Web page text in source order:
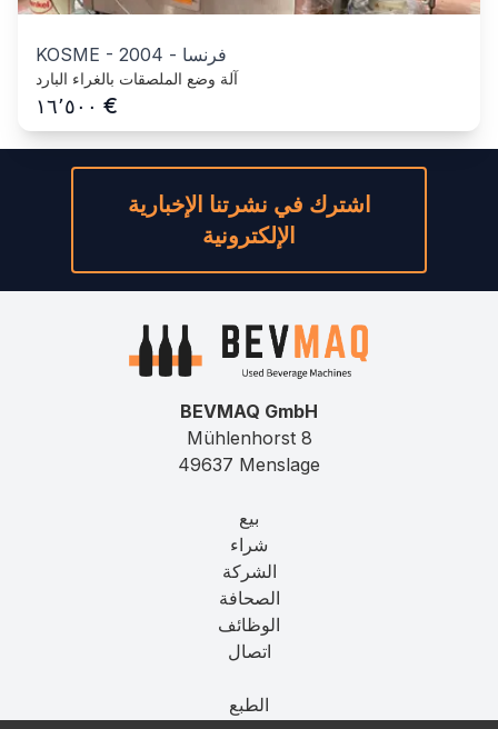
KOSME - 2004 - فرنسا
آلة وضع الملصقات بالغراء البارد
١٦٬٥٠٠ €
اشترك في نشرتنا الإخبارية
الإلكترونية
BEVMAQ GmbH
Mühlenhorst 8
49637 Menslage
بيع
شراء
الشركة
الصحافة
الوظائف
اتصال
الطبع